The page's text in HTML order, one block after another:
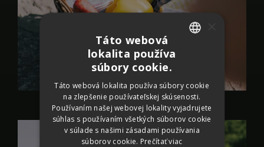
GERMAN
ENGLISH
Táto webová
lokalita používa
súbory cookie.
Táto webová lokalita používa súbory cookie
na zlepšenie používateľskej skúsenosti.
Používaním našej webovej lokality vyjadrujete
súhlas s používaním všetkých súborov cookie
v súlade s našimi zásadami používania
súborov cookie. Prečítať viac